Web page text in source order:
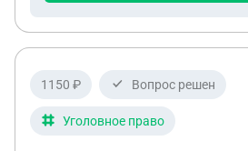
1150 ₽ Вопрос решен
Уголовное право